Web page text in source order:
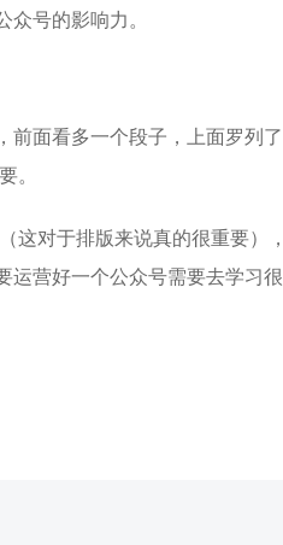
号的影响力。
前面看多一个段子，上面罗列了
。
这对于排版来说真的很重要），
运营好一个公众号需要去学习很